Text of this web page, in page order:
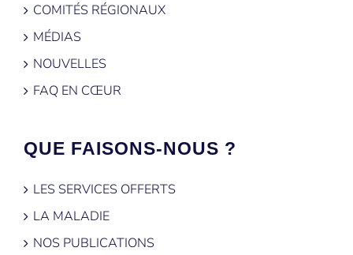
COMITÉS RÉGIONAUX
MÉDIAS
NOUVELLES
FAQ EN CŒUR
QUE FAISONS-NOUS ?
LES SERVICES OFFERTS
LA MALADIE
NOS PUBLICATIONS